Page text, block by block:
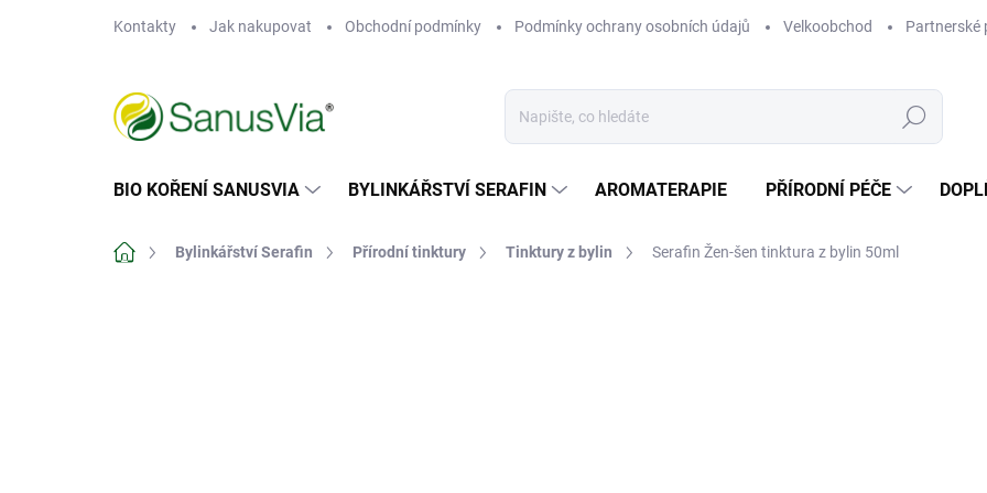
Kontakty Jak nakupovat Obchodní podmínky Podmínky ochrany osobních údajů Velkoobchod Partnerské
Hledat
BIO KOŘENÍ SANUSVIA BYLINKÁŘSTVÍ SERAFIN AROMATERAPIE PŘÍRODNÍ PÉČE
Domů Bylinkářství Serafin Přírodní tinktury Tinktury z bylin Serafin Žen-šen tinktura z bylin 50ml